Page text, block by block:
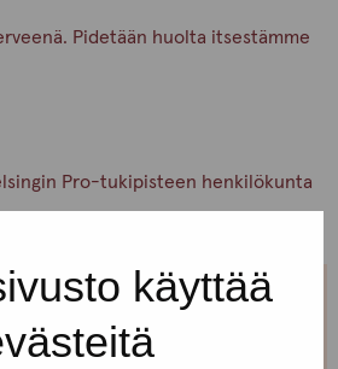
käyttää
Pidetään huolta itsestämme
Pro-tukipisteen henkilökunta
mutta haluaisit
yhteyttä!